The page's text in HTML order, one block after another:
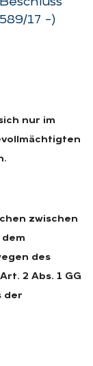
17 –)
nur im
zwischen
des
2 Abs. 1 GG
der